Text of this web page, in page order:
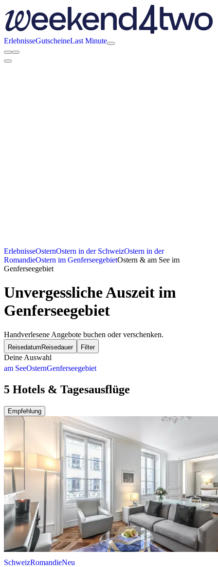
ErlebnisseGutscheineLast Minute
ErlebnisseOsternOstern in der SchweizOstern in der
RomandieOstern im GenferseegebietOstern & am See im
Genferseegebiet
Unvergessliche Auszeit im
Genferseegebiet
Handverlesene Angebote buchen oder verschenken.
Reisedatum Reisedauer Filter
Deine Auswahl
am SeeOsternGenferseegebiet
5 Hotels & Tagesausflüge
Empfehlung
SchweizRomandieNeu